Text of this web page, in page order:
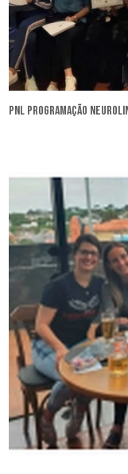
pnl programação